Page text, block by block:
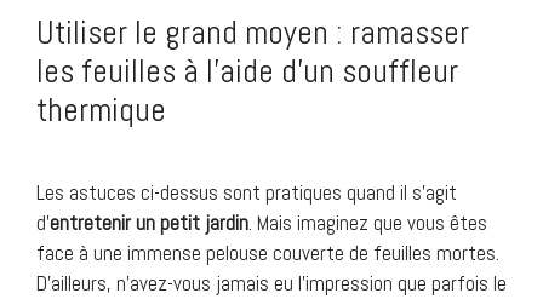
Utiliser le grand moyen : ramasser
les feuilles à l’aide d’un souffleur
thermique
Les astuces ci-dessus sont pratiques quand il s’agit
d’entretenir un petit jardin. Mais imaginez que vous êtes
face à une immense pelouse couverte de feuilles mortes.
D’ailleurs, n’avez-vous jamais eu l’impression que parfois le